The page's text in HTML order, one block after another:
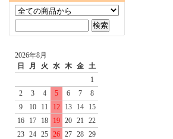
2026年8月
日
月 火 水 木 金 土
1
2
3 4 5 6 7
8
9
10 11 12 13 14
15
16
17 18 19 20 21
22
23 24 25 26 27 28 29